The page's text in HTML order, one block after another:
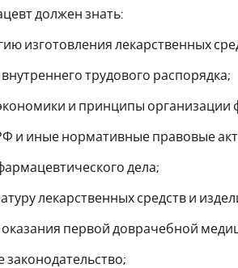
должен знать:
изготовления лекарственных
трудового распорядка;
и принципы организации
и иные нормативные правовые
дела;
лекарственных средств и
первой доврачебной
законодательство;